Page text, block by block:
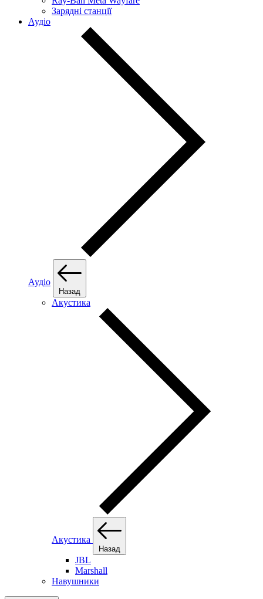
Зарядні станції
Аудіо
Аудіо
Назад
Акустика
Акустика
Назад
JBL
Marshall
Навушники